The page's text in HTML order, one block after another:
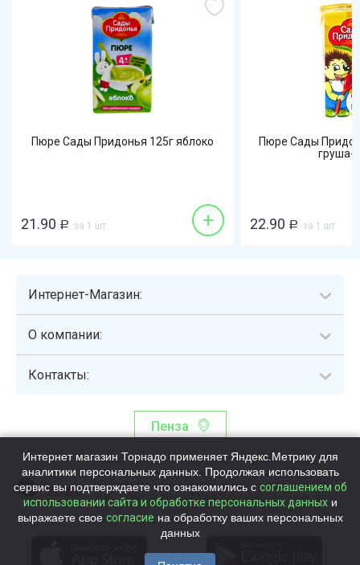
Пюре Сады Придонья 125г яблоко
21.90 Р за 1 шт +
Пюре Сады
груша-
22.90 Р за 1 шт
Интернет-Магазин:
О компании:
Контакты:
Пенза
Торнадо - интернет-гипермаркет, осуществляющий сборку,
выдачу и доставку готовых наборов продуктов питания.
Общество с ограниченной ответственностью «Торнадо» (ОГРН
1115837002819, ИНН/КПП 5837047684/583701001, юр. адрес:
440058, Россия, Пензенская обл., г. Пенза, ул.Бийская, д.1Г, оф.17)
Номер телефона +78003339713
Интернет магазин Торнадо применяет Яндекс.Метрику для
аналитики персональных данных. Продолжая использовать
сервис вы подтверждаете что ознакомились с соглашением об
использовании сайта и обработке персональных данныхи
выражаете свое согласие на обработку ваших персональных
данных